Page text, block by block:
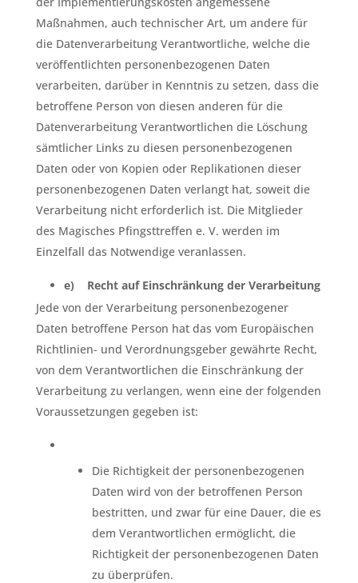
Maßnahmen, auch technischer Art, um andere für
die Datenverarbeitung Verantwortliche, welche die
veröffentlichten personenbezogenen Daten
verarbeiten, darüber in Kenntnis zu setzen, dass die
betroffene Person von diesen anderen für die
Datenverarbeitung Verantwortlichen die Löschung
sämtlicher Links zu diesen personenbezogenen
Daten oder von Kopien oder Replikationen dieser
personenbezogenen Daten verlangt hat, soweit die
Verarbeitung nicht erforderlich ist. Die Mitglieder
des Magisches Pfingsttreffen e. V. werden im
Einzelfall das Notwendige veranlassen.
e) Recht auf Einschränkung der Verarbeitung
Jede von der Verarbeitung personenbezogener
Daten betroffene Person hat das vom Europäischen
Richtlinien- und Verordnungsgeber gewährte Recht,
von dem Verantwortlichen die Einschränkung der
Verarbeitung zu verlangen, wenn eine der folgenden
Voraussetzungen gegeben ist:
Die Richtigkeit der personenbezogenen
Daten wird von der betroffenen Person
bestritten, und zwar für eine Dauer, die es
dem Verantwortlichen ermöglicht, die
Richtigkeit der personenbezogenen Daten
zu überprüfen.